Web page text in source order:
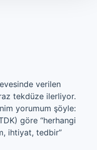
verilen
tekdüze ilerliyor.
yorumum şöyle:
göre “herhangi
ihtiyat, tedbir”